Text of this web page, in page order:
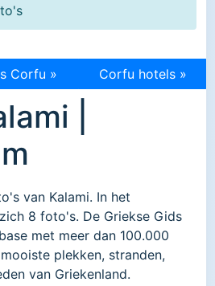
Corfu » Corfu hotels »
|
van Kalami. In het
8 foto's. De Griekse Gids
met meer dan 100.000
plekken, stranden,
van Griekenland.